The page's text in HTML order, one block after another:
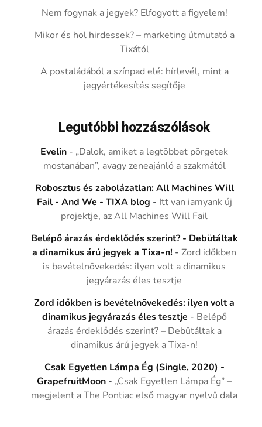
Nem fogynak a jegyek? Elfogyott a figyelem!
Mikor és hol hirdessek? – marketing útmutató a
Tixától
A postaládából a színpad elé: hírlevél, mint a
jegyértékesítés segítője
Legutóbbi hozzászólások
Evelin - „Dalok, amiket a legtöbbet pörgetek
mostanában”, avagy zeneajánló a szakmától
Robosztus és zabolázatlan: All Machines Will
Fail - And We - TIXA blog - Itt van iamyank új
projektje, az All Machines Will Fail
Belépő árazás érdeklődés szerint? - Debütáltak
a dinamikus árú jegyek a Tixa-n! -Zord időkben
is bevételnövekedés: ilyen volt a dinamikus
jegyárazás éles tesztje
Zord időkben is bevételnövekedés: ilyen volt a
dinamikus jegyárazás éles tesztje - Belépő
árazás érdeklődés szerint? – Debütáltak a
dinamikus árú jegyek a Tixa-n!
Csak Egyetlen Lámpa Ég (Single, 2020) -
GrapefruitMoon - „Csak Egyetlen Lámpa Ég” –
megjelent a The Pontiac első magyar nyelvű dala